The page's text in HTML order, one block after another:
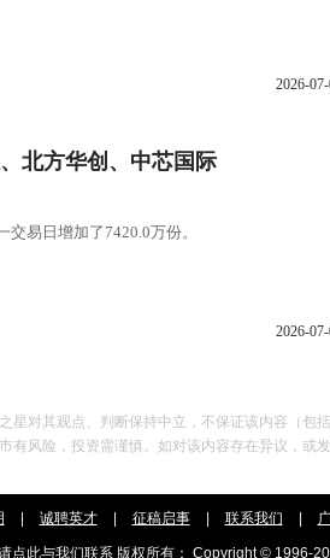
2026-
北方华创、中芯国际
易日增加了7420.0万份。
2026-
对其观点、判断保持中立，不保证该内容（
风险，投资需谨慎。如对该内容存在异议，
诚聘英才 征稿启事 联系我们
点此与我们联系 版权所有： Copyright © 1996-